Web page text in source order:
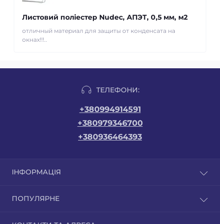
Листовий поліестер Nudec, АПЭТ, 0,5 мм, м2
отличный материал для защиты от конденсата на
окнах!!!..
ТЕЛЕФОНИ:
+380994914591
+380979346700
+380936464393
ІНФОРМАЦІЯ
Про магазин
ПОПУЛЯРНЕ